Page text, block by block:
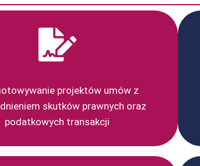
projektów umów z
skutków prawnych oraz
podatkowych transakcji